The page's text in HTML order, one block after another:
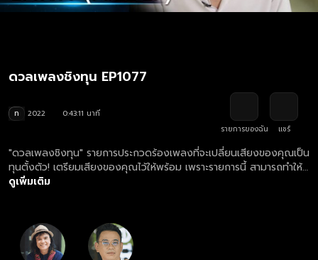
ดวลเพลงชิงทุน EP1077
ท 2022
0:43:11 นาที
รายการของฉัน
แชร์
"ดวลเพลงชิงทุน" รายการประกวดร้องเพลงที่จะเปลี่ยนเสียงของคุณเป็น
ทุนตั้งตัว! เตรียมเสียงของคุณไว้ให้พร้อม เพราะรายการนี้ สามารถทำให้
เสียงของคุณต่อยอดอนาคตคุณได้!
ดูเพิ่มเติม